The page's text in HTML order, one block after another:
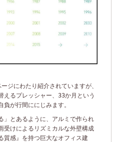
ージにわたり紹介されていますが、
るプレッシャー、 33か月という
が行間ににじみます。
」とあるように、アルミで作られ
受けによるリズミカルな外壁構成
質感』を持つ巨大なオフィス建